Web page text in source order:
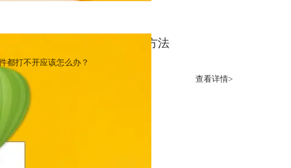
开怎么办_cdrx4打不开解决方法
都打不开应该怎么办？
查看详情>